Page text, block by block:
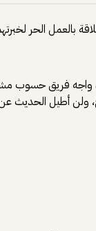
واجه فريق حسوب
ولن أطيل الحديث